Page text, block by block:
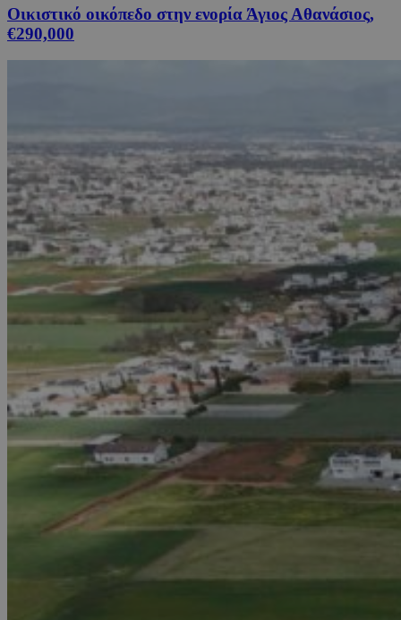
Οικιστικό οικόπεδο στην ενορία Άγιος Αθανάσιος,
€290,000